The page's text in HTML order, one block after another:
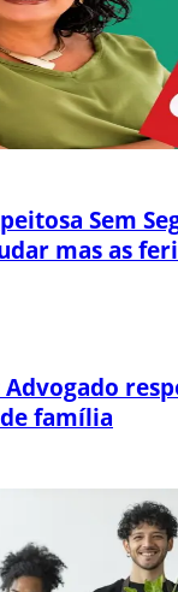
Sem
mas as
Advogado
família